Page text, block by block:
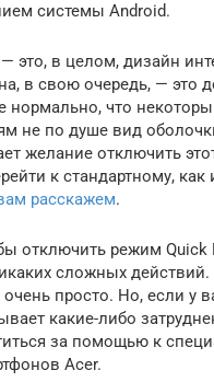
системы Android.
это, в целом, дизайн
в свою очередь, — это
нормально, что
не по душе вид
желание отключить
к стандартному, как
расскажем.
отключить режим Quick
сложных действий.
просто. Но, если у
какие-либо
за помощью к
Acer.